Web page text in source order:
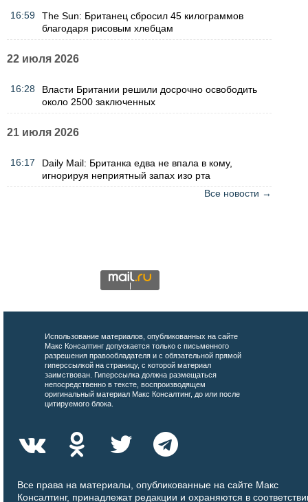
16:59
The Sun: Британец сбросил 45 килограммов
благодаря рисовым хлебцам
22 июля 2026
16:28
Власти Британии решили досрочно освободить
около 2500 заключенных
21 июля 2026
16:17
Daily Mail: Британка едва не впала в кому,
игнорируя неприятный запах изо рта
Все новости →
Использование материалов, опубликованных на сайте
Макс Консалтинг допускается только с письменного
разрешения правообладателя и с обязательной прямой
гиперссылкой на страницу, с которой материал
заимствован. Гиперссылка должна размещаться
непосредственно в тексте, воспроизводящем
оригинальный материал Макс Консалтинг, до или после
цитируемого блока.
Все права на материалы, опубликованные на сайте Макс
Консалтинг, принадлежат редакции и охраняются в